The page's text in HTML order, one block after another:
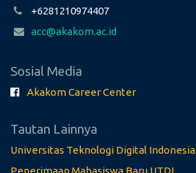
+6281210974407
acc@akakom.ac.id
Sosial Media
Akakom Career Center
Tautan Lainnya
Universitas Teknologi Digital Indonesia